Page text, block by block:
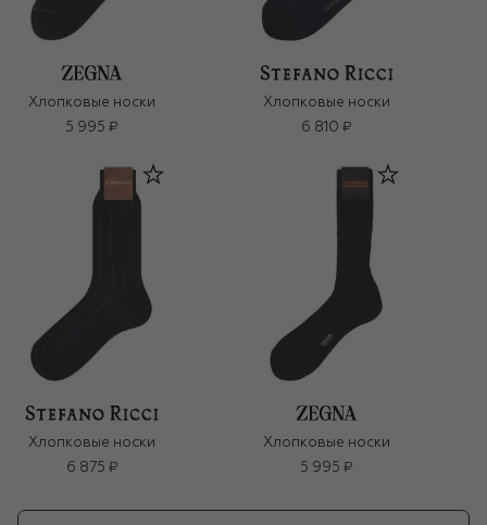
Хлопковые носки
5 995 ₽
Хлопковые носки
6 810 ₽
Хлопковые носки
6 875 ₽
Хлопковые носки
5 995 ₽